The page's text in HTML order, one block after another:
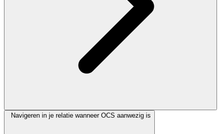
Navigeren in je relatie wanneer OCS aanwezig is